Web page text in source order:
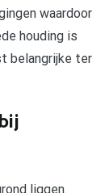
waardoor
houding is
belangrijke ter
liggen.